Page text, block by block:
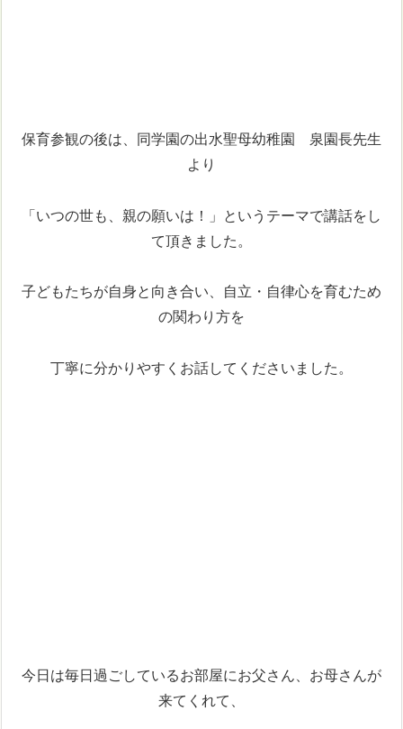
保育参観の後は、同学園の出水聖母幼稚園 泉園長先生
より
「いつの世も、親の願いは！」というテーマで講話をし
て頂きました。
子どもたちが自身と向き合い、自立・自律心を育むため
の関わり方を
丁寧に分かりやすくお話してくださいました。
今日は毎日過ごしているお部屋にお父さん、お母さんが
来てくれて、